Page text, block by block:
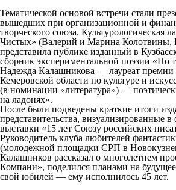
Тематической основой встречи стали
вышедших при организационной и
творческого союза. Культурологическая
Чистых» (Валерий и Марина Колотвины,
представила публике изданный в
сборник экспериментальной поэзии «По
Надежда Калашникова — лауреат премии
Кемеровской области по культуре и
(в номинации «литература») —
на ладонях».
После были подведены краткие итоги
представительства, визуализированные
выставки «15 лет Союзу российских
Руководитель клуба любителей
(молодежной площадки СРП в
Калашников рассказал о многолетнем
Компани», поделился планами на
свой юбилей — ему исполнилось 45 лет.